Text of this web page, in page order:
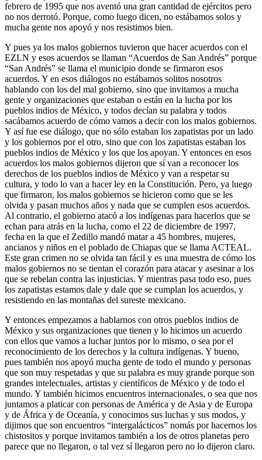
febrero de 1995 que nos aventó una gran cantidad de ejércitos pero
no nos derrotó. Porque, como luego dicen, no estábamos solos y
mucha gente nos apoyó y nos resistimos bien.
Y pues ya los malos gobiernos tuvieron que hacer acuerdos con el
EZLN y esos acuerdos se llaman “Acuerdos de San Andrés” porque
“San Andrés” se llama el municipio donde se firmaron esos
acuerdos. Y en esos diálogos no estábamos solitos nosotros
hablando con los del mal gobierno, sino que invitamos a mucha
gente y organizaciones que estaban o están en la lucha por los
pueblos indios de México, y todos decían su palabra y todos
sacábamos acuerdo de cómo vamos a decir con los malos gobiernos.
Y así fue ese diálogo, que no sólo estaban los zapatistas por un lado
y los gobiernos por el otro, sino que con los zapatistas estaban los
pueblos indios de México y los que los apoyan. Y entonces en esos
acuerdos los malos gobiernos dijeron que sí van a reconocer los
derechos de los pueblos indios de México y van a respetar su
cultura, y todo lo van a hacer ley en la Constitución. Pero, ya luego
que firmaron, los malos gobiernos se hicieron como que se les
olvida y pasan muchos años y nada que se cumplen esos acuerdos.
Al contrario, el gobierno atacó a los indígenas para hacerlos que se
echan para atrás en la lucha, como el 22 de diciembre de 1997,
fecha en la que el Zedillo mandó matar a 45 hombres, mujeres,
ancianos y niños en el poblado de Chiapas que se llama ACTEAL.
Este gran crimen no se olvida tan fácil y es una muestra de cómo los
malos gobiernos no se tientan el corazón para atacar y asesinar a los
que se rebelan contra las injusticias. Y mientras pasa todo eso, pues
los zapatistas estamos dale y dale que se cumplan los acuerdos, y
resistiendo en las montañas del sureste mexicano.
Y entonces empezamos a hablarnos con otros pueblos indios de
México y sus organizaciones que tienen y lo hicimos un acuerdo
con ellos que vamos a luchar juntos por lo mismo, o sea por el
reconocimiento de los derechos y la cultura indígenas. Y bueno,
pues también nos apoyó mucha gente de todo el mundo y personas
que son muy respetadas y que su palabra es muy grande porque son
grandes intelectuales, artistas y científicos de México y de todo el
mundo. Y también hicimos encuentros internacionales, o sea que nos
juntamos a platicar con personas de América y de Asia y de Europa
y de África y de Oceanía, y conocimos sus luchas y sus modos, y
dijimos que son encuentros “intergalácticos” nomás por hacernos los
chistositos y porque invitamos también a los de otros planetas pero
parece que no llegaron, o tal vez sí llegaron pero no lo dijeron claro.